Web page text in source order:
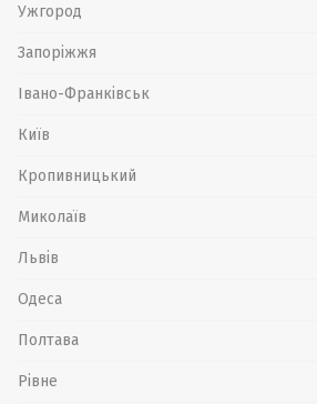
Ужгород
Запоріжжя
Івано-Франківськ
Київ
Кропивницький
Миколаїв
Львів
Одеса
Полтава
Рівне